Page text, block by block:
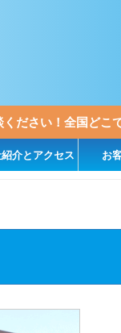
ださい！全国どこ
介とアクセス お